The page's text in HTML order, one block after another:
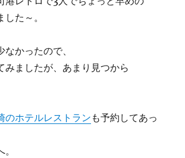
た～。
かったので、
みましたが、あまり見つから
のホテルレストラン も予約してあっ